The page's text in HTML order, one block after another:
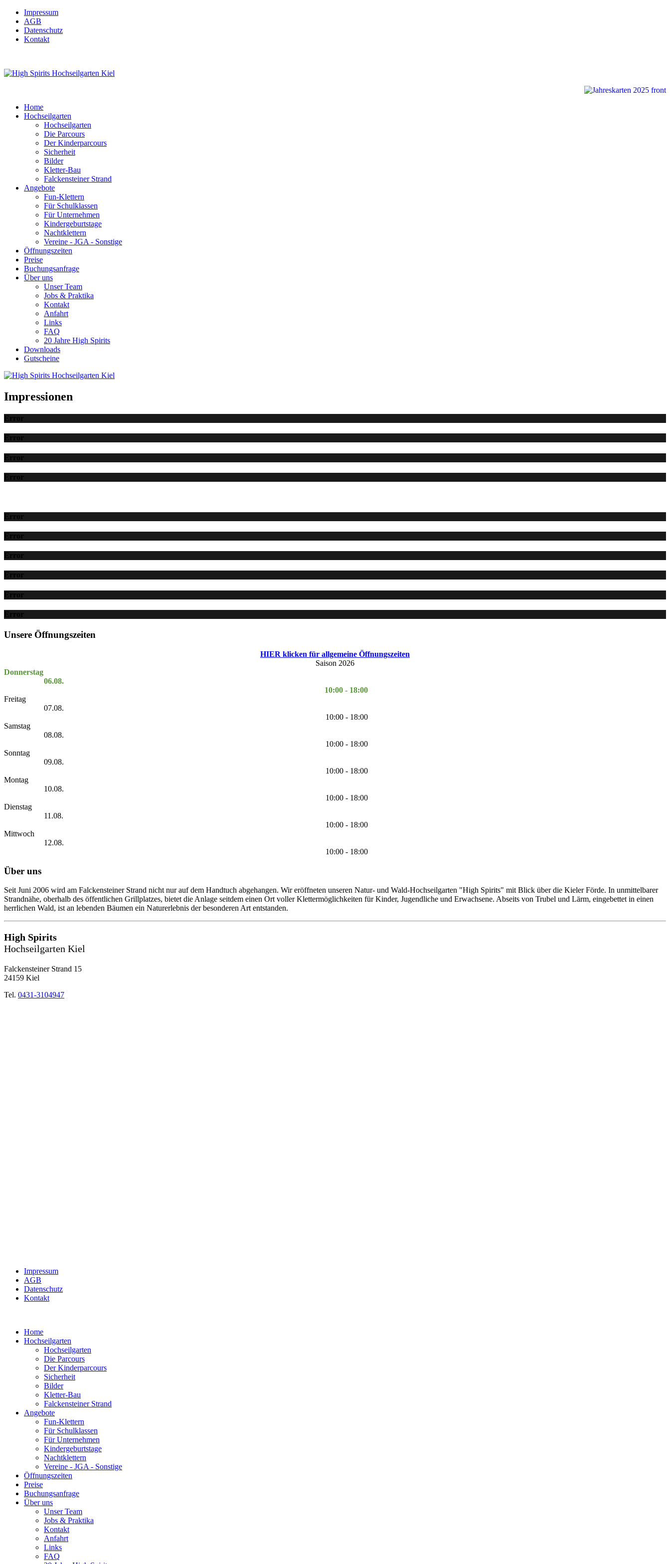
Impressum
AGB
Datenschutz
Kontakt
Home
Hochseilgarten
Hochseilgarten
Die Parcours
Der Kinderparcours
Sicherheit
Bilder
Kletter-Bau
Falckensteiner Strand
Angebote
Fun-Klettern
Für Schulklassen
Für Unternehmen
Kindergeburtstage
Nachtklettern
Vereine - JGA - Sonstige
Öffnungszeiten
Preise
Buchungsanfrage
Über uns
Unser Team
Jobs & Praktika
Kontakt
Anfahrt
Links
FAQ
20 Jahre High Spirits
Downloads
Gutscheine
Impressionen
Error
Error
Error
Error
Error
Error
Error
Error
Error
Error
Unsere Öffnungszeiten
HIER klicken für allgemeine Öffnungszeiten
Saison 2026
Donnerstag
06.08.
10:00 - 18:00
Freitag
07.08.
10:00 - 18:00
Samstag
08.08.
10:00 - 18:00
Sonntag
09.08.
10:00 - 18:00
Montag
10.08.
10:00 - 18:00
Dienstag
11.08.
10:00 - 18:00
Mittwoch
12.08.
10:00 - 18:00
Über uns
Seit Juni 2006 wird am Falckensteiner Strand nicht nur auf dem Handtuch abgehangen. Wir eröffneten unseren Natur- und Wald-Hochseilgarten "High Spirits" mit Blick über die Kieler Förde. In unmittelbarer
Strandnähe, oberhalb des öffentlichen Grillplatzes, bietet die Anlage seitdem einen Ort voller Klettermöglichkeiten für Kinder, Jugendliche und Erwachsene. Abseits von Trubel und Lärm, eingebettet in einen
herrlichen Wald, ist an lebenden Bäumen ein Naturerlebnis der besonderen Art entstanden.
High Spirits
Hochseilgarten Kiel
Falckensteiner Strand 15
24159 Kiel
Tel. 0431-3104947
Impressum
AGB
Datenschutz
Kontakt
Home
Hochseilgarten
Hochseilgarten
Die Parcours
Der Kinderparcours
Sicherheit
Bilder
Kletter-Bau
Falckensteiner Strand
Angebote
Fun-Klettern
Für Schulklassen
Für Unternehmen
Kindergeburtstage
Nachtklettern
Vereine - JGA - Sonstige
Öffnungszeiten
Preise
Buchungsanfrage
Über uns
Unser Team
Jobs & Praktika
Kontakt
Anfahrt
Links
FAQ